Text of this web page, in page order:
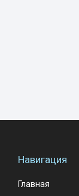
Навигация
Главная